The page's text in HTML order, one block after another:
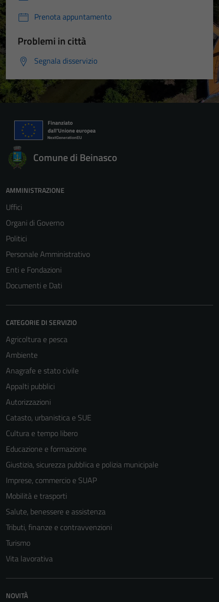
Prenota appuntamento
Problemi in città
Segnala disservizio
Comune di Beinasco
AMMINISTRAZIONE
Uffici
Organi di Governo
Politici
Personale Amministrativo
Enti e Fondazioni
Documenti e Dati
CATEGORIE DI SERVIZIO
Agricoltura e pesca
Ambiente
Anagrafe e stato civile
Appalti pubblici
Autorizzazioni
Catasto, urbanistica e SUE
Cultura e tempo libero
Educazione e formazione
Giustizia, sicurezza pubblica e polizia municipale
Imprese, commercio e SUAP
Mobilità e trasporti
Salute, benessere e assistenza
Tributi, finanze e contravvenzioni
Turismo
Vita lavorativa
NOVITÀ